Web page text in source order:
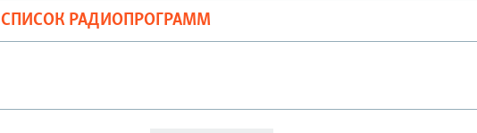
СПИСОК РАДИОПРОГРАММ